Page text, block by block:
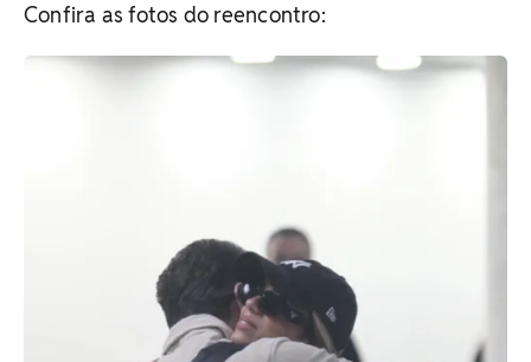
Confira as fotos do reencontro: